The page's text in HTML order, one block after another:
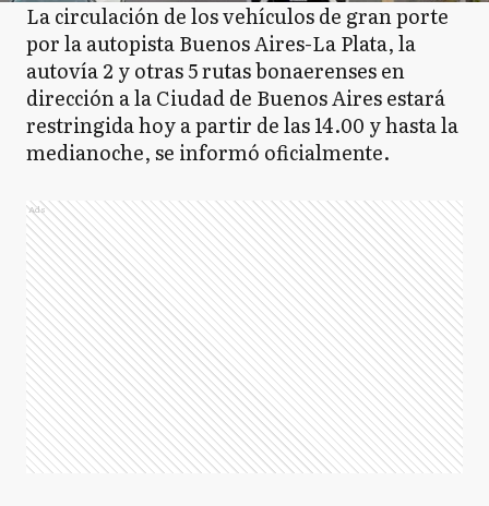
La circulación de los vehículos de gran porte
por la autopista Buenos Aires-La Plata, la
autovía 2 y otras 5 rutas bonaerenses en
dirección a la Ciudad de Buenos Aires estará
restringida hoy a partir de las 14.00 y hasta la
medianoche, se informó oficialmente.
Ads